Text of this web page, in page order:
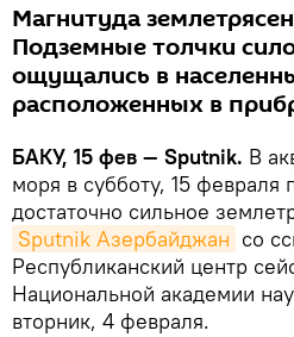
Магнитуда
Подземные толчки
ощущались в
расположенных в
БАКУ, 15 фев — Sputnik. В
моря в субботу, 15
достаточно сильное
Sputnik Азербайджан со
Республиканский центр
Национальной академии
вторник, 4 февраля.